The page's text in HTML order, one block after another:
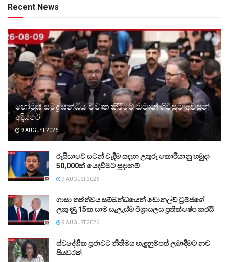
Recent News
හෝමුස් සමුද්‍ර සන්ධිය විවෘත කිරීමේ ඔමාන් ගිවිසුම අවසන්
අදියරේ
9 AUGUST 2026
රුසියාවේ සටන් වැදීම සඳහා උතුරු කොරියානු හමුදා
50,000ක් යෙදවීමට සූදානම්
9 AUGUST 2026
ගාසා තත්ත්වය සම්බන්ධයෙන් ඩොනල්ඩ් ට්‍රම්ප්ගේ
ලකුණු 15ක සාම සැලැස්ම ඊශ්‍රායලය ප්‍රතික්ෂේප කරයි
9 AUGUST 2026
ස්වදේශික ප්‍රජාවට නීතිමය හැඳුනුම්පත් ලබාදීමට නව
පියවරක්